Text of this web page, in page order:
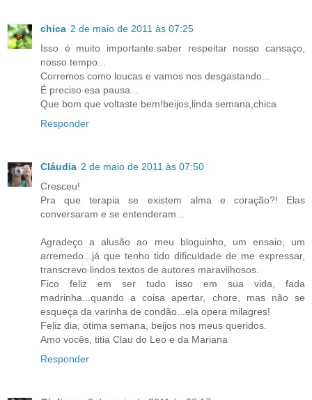
chica 2 de maio de 2011 às 07:25
Isso é muito importante:saber respeitar nosso cansaço,
nosso tempo...
Corremos como loucas e vamos nos desgastando...
É preciso esa pausa...
Que bom que voltaste bem!beijos,linda semana,chica
Responder
Cláudia 2 de maio de 2011 às 07:50
Cresceu!
Pra que terapia se existem alma e coração?! Elas
conversaram e se entenderam...
Agradeço a alusão ao meu bloguinho, um ensaio, um
arremedo...já que tenho tido dificuldade de me expressar,
transcrevo lindos textos de autores maravilhosos.
Fico feliz em ser tudo isso em sua vida, fada
madrinha...quando a coisa apertar, chore, mas não se
esqueça da varinha de condão...ela opera milagres!
Feliz dia, ótima semana, beijos nos meus queridos.
Amo vocês, titia Clau do Leo e da Mariana
Responder